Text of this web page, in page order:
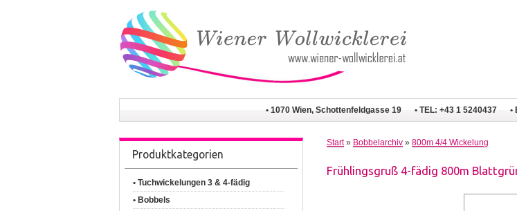
• 1070 Wien, Schottenfeldgasse 19 • TEL: +43 1 5240437 •
Produktkategorien
• Tuchwickelungen 3 & 4-fädig
• Bobbels
Start» Bobbelarchiv » 800m 4/4 Wickelung
Frühlingsgruß 4-fädig 800m